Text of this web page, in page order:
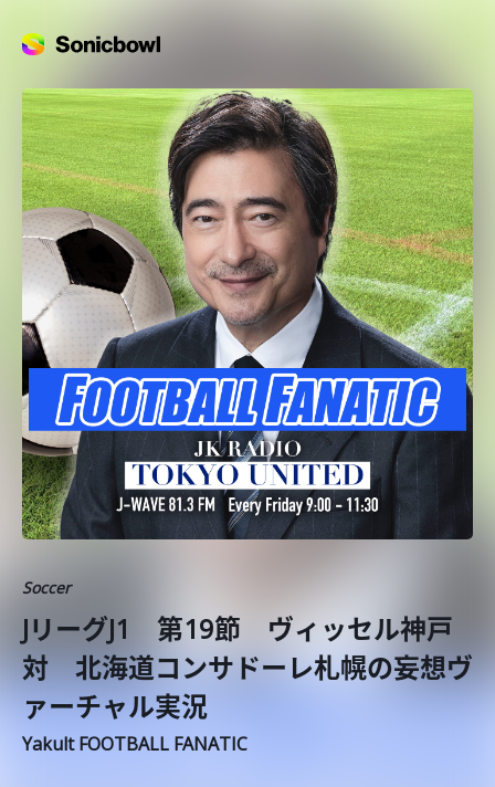
Soccer
JリーグJ1 第19節 ヴィッセル神戸
対 北海道コンサドーレ札幌の妄想ヴ
ァーチャル実況
Yakult FOOTBALL FANATIC